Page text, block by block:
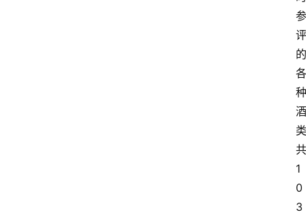
参
评
的
各
种
酒
类
共
1
0
3